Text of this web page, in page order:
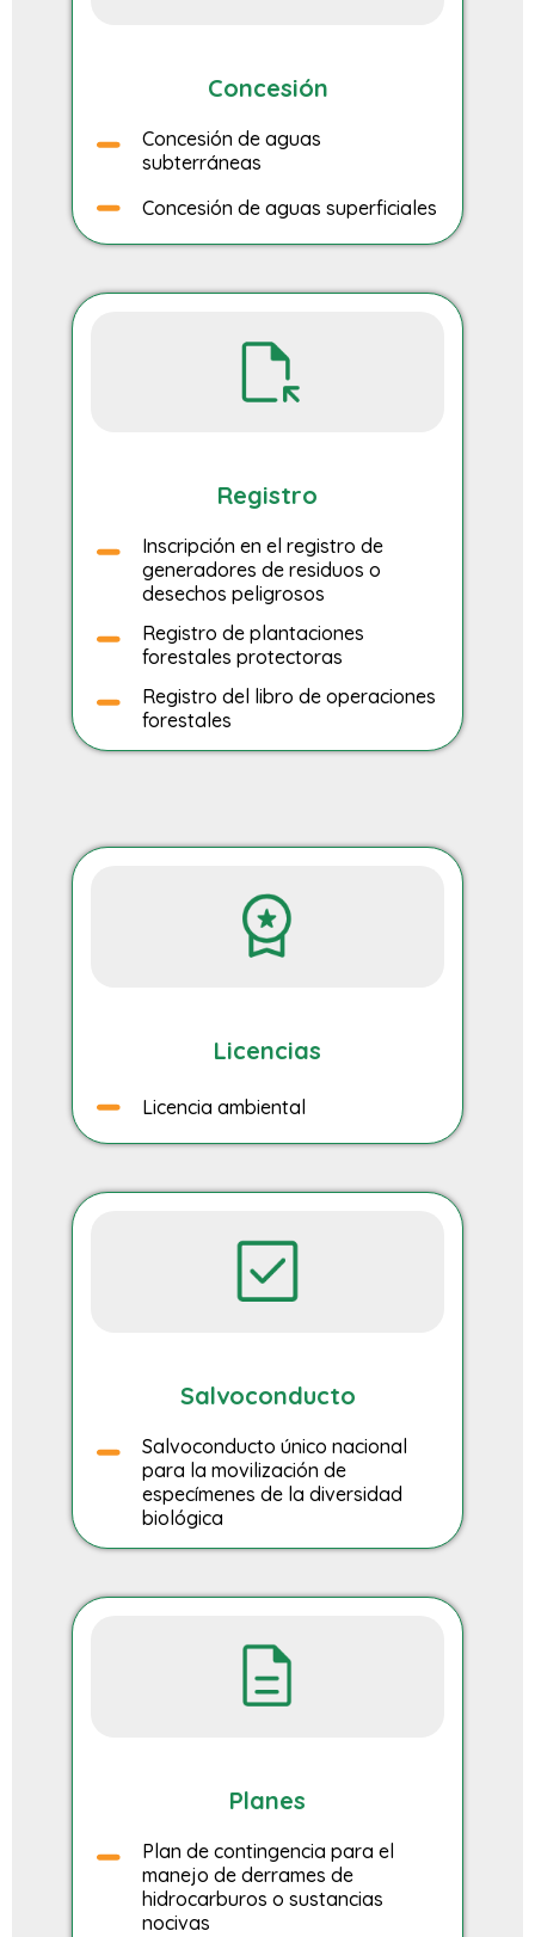
Concesión
Concesión de aguas
subterráneas
Concesión de aguas superficiales
Registro
Inscripción en el registro de
generadores de residuos o
desechos peligrosos
Registro de plantaciones
forestales protectoras
Registro del libro de operaciones
forestales
Licencias
Licencia ambiental
Salvoconducto
Salvoconducto único nacional
para la movilización de
especímenes de la diversidad
biológica
Planes
Plan de contingencia para el
manejo de derrames de
hidrocarburos o sustancias
nocivas